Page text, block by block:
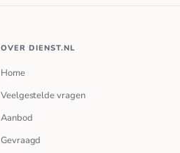
OVER DIENST.NL
Home
Veelgestelde vragen
Aanbod
Gevraagd